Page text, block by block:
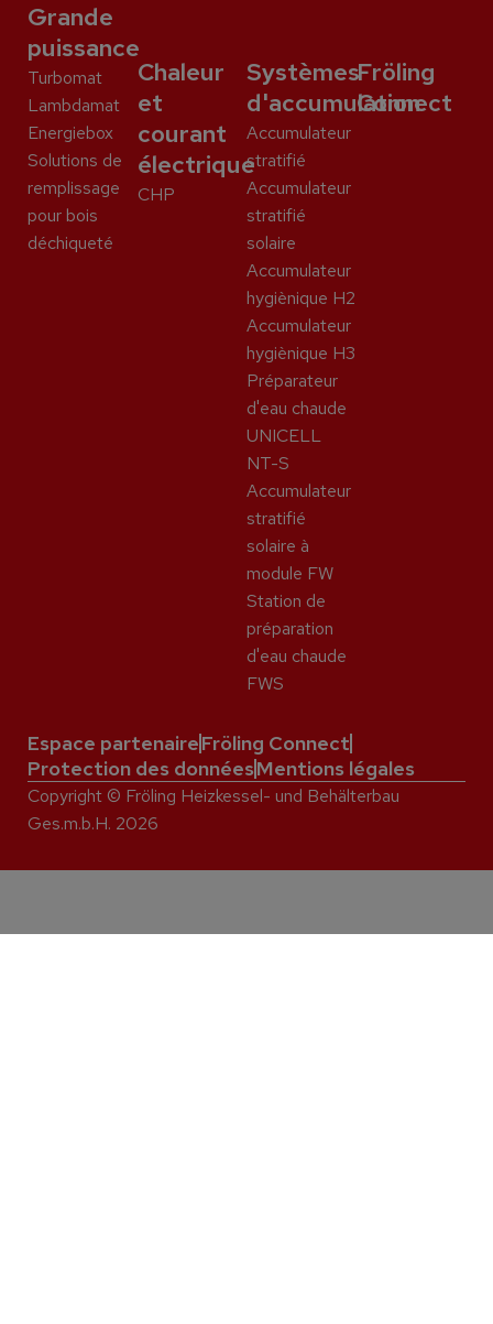
Grande
puissance
Turbomat
Lambdamat
Energiebox
Solutions de
remplissage
pour bois
déchiqueté
Chaleur
et
courant
électrique
CHP
Systèmes
d'accumulation
Accumulateur
stratifié
Accumulateur
stratifié
solaire
Accumulateur
hygiènique H2
Accumulateur
hygiènique H3
Préparateur
d'eau chaude
UNICELL
NT-S
Accumulateur
stratifié
solaire à
module FW
Station de
préparation
d'eau chaude
FWS
Fröling
Connect
Espace partenaireFröling Connect
Protection des donnéesMentions légales
Copyright © Fröling Heizkessel- und Behälterbau
Ges.m.b.H. 2026